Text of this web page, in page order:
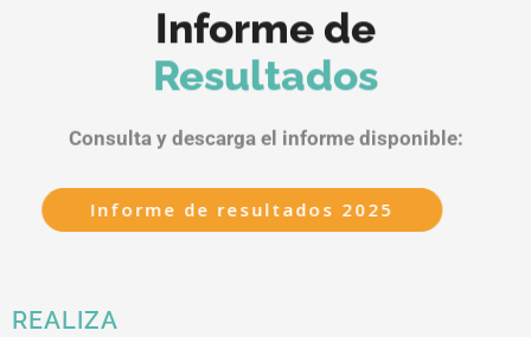
Informe de
Resultados
Consulta y descarga el informe disponible:
Informe de resultados 2025
REALIZA